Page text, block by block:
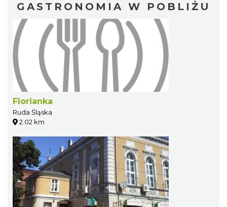
GASTRONOMIA W POBLIŻU
Florianka
Ruda Śląska
2.02 km